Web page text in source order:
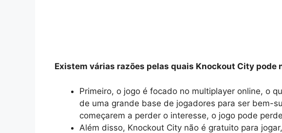
Existem várias razões pelas quais Knockout City pode
Primeiro, o jogo é focado no multiplayer online, o
de uma grande base de jogadores para ser bem-
começarem a perder o interesse, o jogo pode
Além disso, Knockout City não é gratuito para